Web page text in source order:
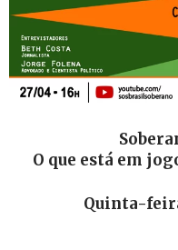
O que está em
Quinta-